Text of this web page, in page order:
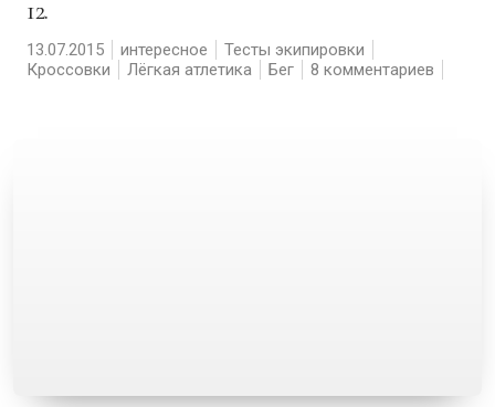
12.
13.07.2015 интересное
Тесты экипировки
Кроссовки
Лёгкая атлетика Бег 8 комментариев